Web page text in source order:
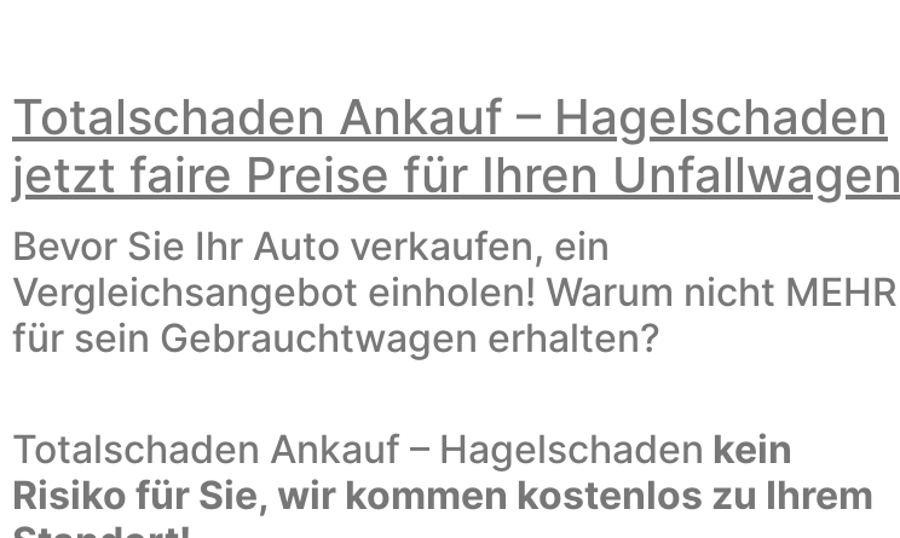
Totalschaden Ankauf – Hagelschaden
jetzt faire Preise für Ihren Unfallwagen
Bevor Sie Ihr Auto verkaufen, ein
Vergleichsangebot einholen! Warum nicht MEHR
für sein Gebrauchtwagen erhalten?
Totalschaden Ankauf – Hagelschaden kein
Risiko für Sie, wir kommen kostenlos zu Ihrem